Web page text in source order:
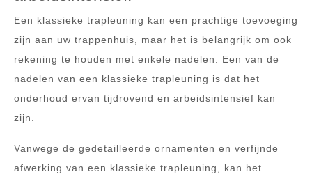
Een klassieke trapleuning kan een prachtige toevoeging
zijn aan uw trappenhuis, maar het is belangrijk om ook
rekening te houden met enkele nadelen. Een van de
nadelen van een klassieke trapleuning is dat het
onderhoud ervan tijdrovend en arbeidsintensief kan
zijn.
Vanwege de gedetailleerde ornamenten en verfijnde
afwerking van een klassieke trapleuning, kan het